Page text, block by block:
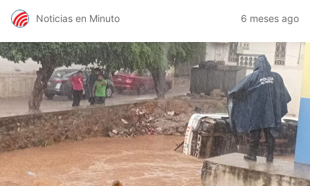
Noticias en Minuto 6 meses ago